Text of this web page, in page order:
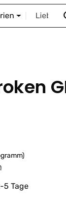
STORY
5 Tage